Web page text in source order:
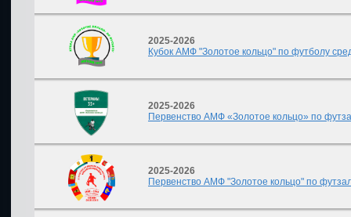
2025-2026
Кубок АМФ "Золотое кольцо" по футболу
2025-2026
Первенство АМФ «Золотое кольцо» по
2025-2026
Первенство АМФ "Золотое кольцо" по